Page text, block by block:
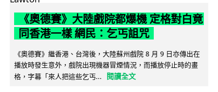
《奧德賽》大陸戲院都爆機 定格對白竟
同香港一樣 網民：乞丐詛咒
《奧德賽》繼香港、台灣後，大陸蘇州戲院 8 月 9 日亦傳出在
播放時發生意外，戲院出現機器冒煙情況，而播放停止時的畫
格，字幕「來人把這些乞丐...
閱讀全文